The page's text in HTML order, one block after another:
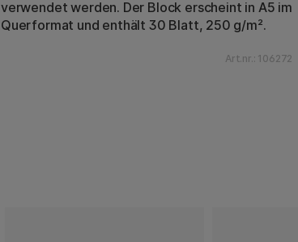
verwendet werden. Der Block erscheint in A5 im
Querformat und enthält 30 Blatt, 250 g/m².
Art.nr.: 106272